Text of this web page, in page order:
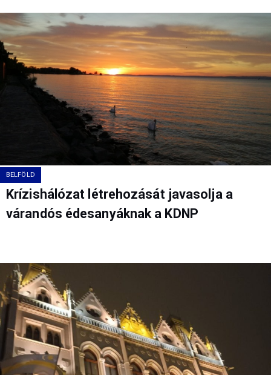
BELFÖLD
Krízishálózat létrehozását javasolja a
várandós édesanyáknak a KDNP